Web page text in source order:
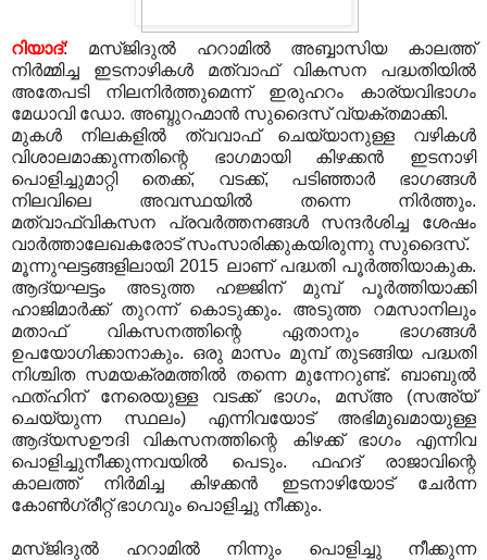
റിയാദ്: മസ്ജിദുല്‍ ഹറാമില്‍ അബ്ബാസിയ കാലത്ത്
നിര്‍മ്മിച്ച ഇടനാഴികള്‍ മത്വാഫ് വികസന പദ്ധതിയില്‍
അതേപടി നിലനിര്‍ത്തുമെന്ന് ഇരുഹറം കാര്യവിഭാഗം
മേധാവി ഡോ. അബ്ദുറഹ്മാന്‍ സുദൈസ് വ്യക്തമാക്കി.
മുകള്‍ നിലകളില്‍ ത്വവാഫ് ചെയ്യാനുള്ള വഴികള്‍
വിശാലമാക്കുന്നതിന്റെ ഭാഗമായി കിഴക്കന്‍ ഇടനാഴി
പൊളിച്ചുമാറ്റി തെക്ക്, വടക്ക്, പടിഞ്ഞാര്‍ ഭാഗങ്ങള്‍
നിലവിലെ അവസ്ഥയില്‍ തന്നെ നിര്‍ത്തും.
മത്വാഫ്‌വികസന പ്രവര്‍ത്തനങ്ങള്‍ സന്ദര്‍ശിച്ച ശേഷം
വാര്‍ത്താലേഖകരോട് സംസാരിക്കുകയിരുന്നു സുദൈസ്.
മൂന്നുഘട്ടങ്ങളിലായി 2015 ലാണ് പദ്ധതി പൂര്‍ത്തിയാകുക.
ആദ്യഘട്ടം അടുത്ത ഹജ്ജിന് മുമ്പ് പൂര്‍ത്തിയാക്കി
ഹാജിമാര്‍ക്ക് തുറന്ന് കൊടുക്കും. അടുത്ത റമസാനിലും
മതാഫ് വികസനത്തിന്റെ ഏതാനും ഭാഗങ്ങള്‍
ഉപയോഗിക്കാനാകും. ഒരു മാസം മുമ്പ് തുടങ്ങിയ പദ്ധതി
നിശ്ചിത സമയക്രമത്തില്‍ തന്നെ മുന്നേറുണ്ട്. ബാബുല്‍
ഫത്ഹിന് നേരെയുള്ള വടക്ക് ഭാഗം, മസ്അ (സഅ്‌യ്
ചെയ്യുന്ന സ്ഥലം) എന്നിവയോട് അഭിമുഖമായുള്ള
ആദ്യസഊദി വികസനത്തിന്റെ കിഴക്ക് ഭാഗം എന്നിവ
പൊളിച്ചുനീക്കുന്നവയില്‍ പെടും. ഫഹദ് രാജാവിന്റെ
കാലത്ത് നിര്‍മിച്ച കിഴക്കന്‍ ഇടനാഴിയോട് ചേര്‍ന്ന
കോണ്‍ഗ്രീറ്റ് ഭാഗവും പൊളിച്ചു നീക്കും.
മസ്ജിദുല്‍ ഹറാമില്‍ നിന്നും പൊളിച്ചു നീക്കുന്ന